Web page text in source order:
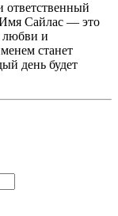
Имя Сайлас — это
любви и
станет
день будет